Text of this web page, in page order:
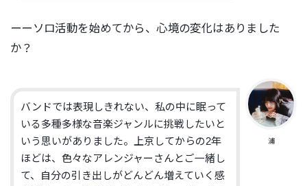
ーーソロ活動を始めてから、心境の変化はありました
か？
浦
バンドでは表現しきれない、私の中に眠って
いる多種多様な音楽ジャンルに挑戦したいと
いう思いがありました。上京してからの2年
ほどは、色々なアレンジャーさんとご一緒し
て、自分の引き出しがどんどん増えていく感